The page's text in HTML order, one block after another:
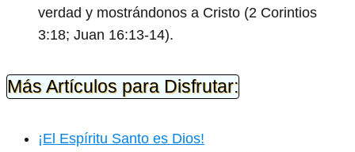
verdad y mostrándonos a Cristo (2 Corintios
3:18; Juan 16:13-14).
Más Artículos para Disfrutar:
¡El Espíritu Santo es Dios!